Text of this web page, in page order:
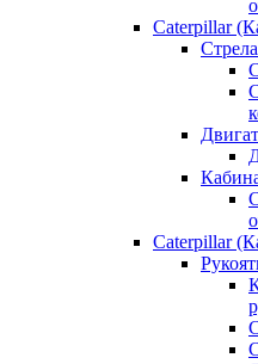
Caterpillar
Caterpillar